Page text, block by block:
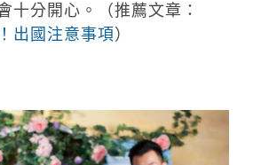
十分開心。（推薦文章：
出國注意事項）